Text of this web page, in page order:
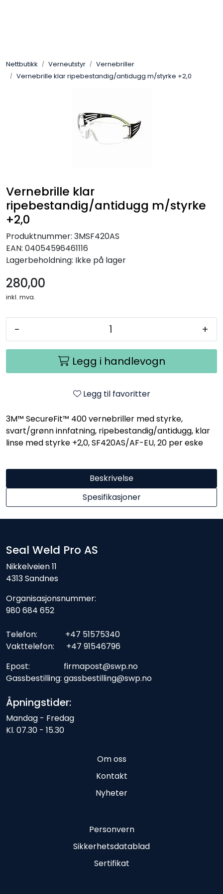
Nettbutikk Verneutstyr
Vernebriller
Vernebrille klar ripebestandig/antidugg m/styrke +2,0
Vernebrille klar
ripebestandig/antidugg m/styrke
+2,0
Produktnummer: 3MSF420AS
EAN: 04054596461116
Lagerbeholdning: Ikke på lager
280,00
inkl. mva.
- +
Legg i handlevogn
Legg til favoritter
3M™ SecureFit™ 400 vernebriller med styrke,
svart/grønn innfatning, ripebestandig/antidugg, klar
linse med styrke +2,0, SF420AS/AF-EU, 20 per eske
Beskrivelse
Spesifikasjoner
Seal Weld Pro AS
Nikkelveien 11
4313 Sandnes
Organisasjonsnummer:
980 684 652
Telefon: +47 51575340
Vakttelefon: +47 91546796
Epost: firmapost@swp.no
Gassbestilling: gassbestilling@swp.no
Åpningstider:
Mandag - Fredag
Kl. 07.30 - 15.30
Om oss
Kontakt
Nyheter
Personvern
Sikkerhetsdatablad
Sertifikat
Pakning
Industriprodukter